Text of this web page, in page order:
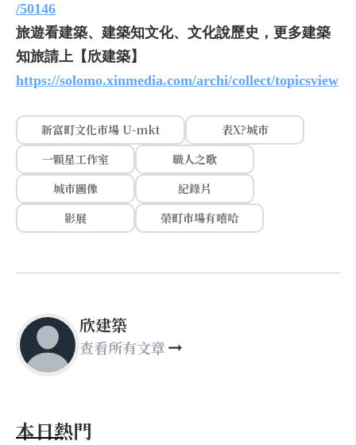
/50146
旅遊看建築、建築知文化、文化說歷史，更多建築
知旅請上【欣建築】
https://solomo.xinmedia.com/archi/collect/topicsview
新富町文化市場 U-mkt
表X?城市
一顆星工作室
職人之歌
城市圖像
紀錄片
影展
榮町市場有嘻哈
欣建築
查看所有文章
本日熱門